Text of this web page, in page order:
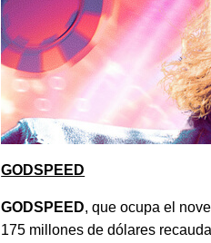
GODSPEED
GODSPEED, que ocupa el
175 millones de dólares